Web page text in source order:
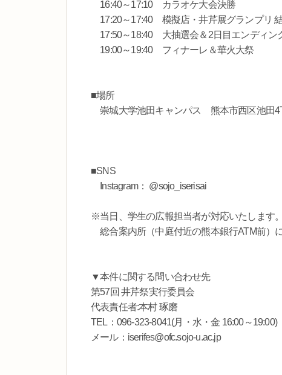
16:40～17:10 カラオケ大会決勝
17:20～17:40 模擬店・井芹展グランプリ
17:50～18:40 大抽選会＆2日目エンディン
19:00～19:40 フィナーレ＆華火大祭
■場所
崇城大学池田キャンパス 熊本市西区池田4
■SNS
Instagram： @sojo_iserisai
※当日、学生の広報担当者が対応いたします。
総合案内所（中庭付近の熊本銀行ATM前）
▼本件に関する問い合わせ先
第57回 井芹祭実行委員会
代表責任者:本村 琢磨
TEL：096-323-8041(月・水・金 16:00～19:00)
メール：iserifes@ofc.sojo-u.ac.jp